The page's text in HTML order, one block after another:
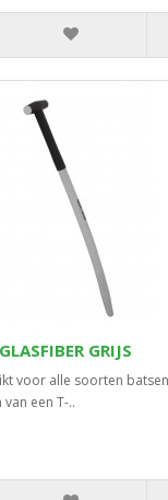
GRIJS
voor alle soorten
een T-..